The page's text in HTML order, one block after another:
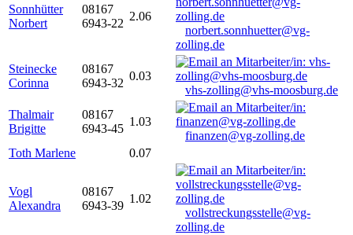
Sonnhütter
Norbert
08167
6943-22
2.06
norbert.sonnhuetter@vg-
zolling.de
Steinecke
Corinna
08167
6943-32
0.03
vhs-zolling@vhs-moosburg.de
Thalmair
Brigitte
08167
6943-45
1.03
finanzen@vg-zolling.de
Toth Marlene
0.07
Vogl
Alexandra
08167
6943-39
1.02
vollstreckungsstelle@vg-
zolling.de